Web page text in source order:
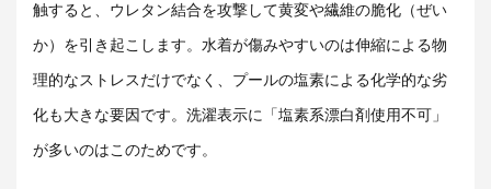
触すると、ウレタン結合を攻撃して黄変や繊維の脆化（ぜい
か）を引き起こします。水着が傷みやすいのは伸縮による物
理的なストレスだけでなく、プールの塩素による化学的な劣
化も大きな要因です。洗濯表示に「塩素系漂白剤使用不可」
が多いのはこのためです。